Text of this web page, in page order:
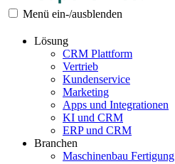
Menü ein-/ausblenden
Lösung
CRM Plattform
Vertrieb
Kundenservice
Marketing
Apps und Integrationen
KI und CRM
ERP und CRM
Branchen
Maschinenbau Fertigung